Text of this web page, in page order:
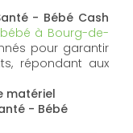
- Bébé Cash
à Bourg-de-
pour garantir
répondant aux
matériel
- Bébé